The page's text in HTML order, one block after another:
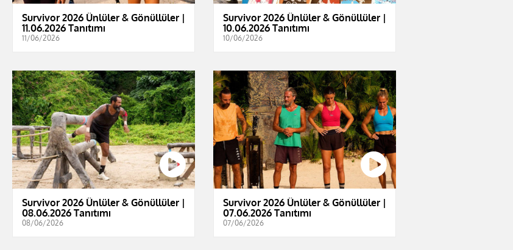
Survivor 2026 Ünlüler & Gönüllüler |
11.06.2026 Tanıtımı
11/06/2026
Survivor 2026 Ünlüler & Gönüllüler |
10.06.2026 Tanıtımı
10/06/2026
Survivor 2026 Ünlüler & Gönüllüler |
08.06.2026 Tanıtımı
08/06/2026
Survivor 2026 Ünlüler & Gönüllüler |
07.06.2026 Tanıtımı
07/06/2026